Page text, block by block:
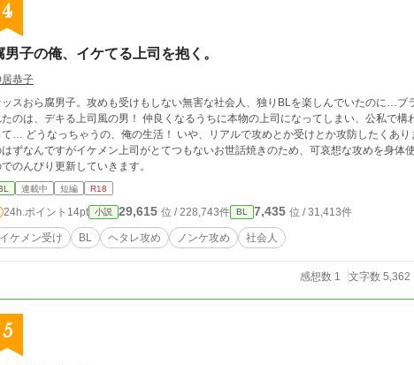
4
男子の俺、イケてる上司を抱く。
恭子
スおら腐男子。攻めも受けもしない無害な社会人、独りBLを楽しんでいたのに…ブ
のは、デキる上司風の男！ 仲良くなるうちに本物の上司になってしまい、公私で
… どうなっちゃうの、俺の生活！ いや、リアルで攻めとか受けとか攻防したくありませんからっ！ 2人とも
ずなんですがイケメン上司がとてつもないお世話焼きのため、可哀想な攻めを身体使って癒やします。
のんびり更新していきます。
連載中 短編 R18
24h.ポイント 14pt 小説 29,615 位 / 228,743件 BL 7,435 位 / 31,413件
イケメン受け BL ヘタレ攻め ノンケ攻め 社会人
感想数 1 文字数 5,362
5